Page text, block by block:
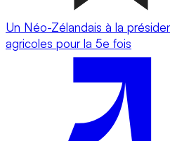
Un Néo-Zélandais à la
agricoles pour la 5e fois